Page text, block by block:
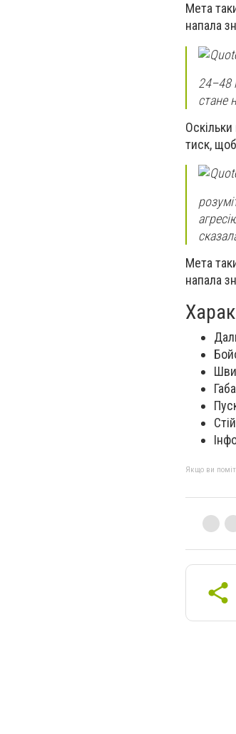
Мета
напала
24–48
стане
Оскільки
тиск, щоб
Мета
напала
Якщо ви